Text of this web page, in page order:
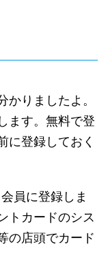
かりましたよ。
ます。無料で登
に登録しておく
員に登録しま
トカードのシス
の店頭でカード